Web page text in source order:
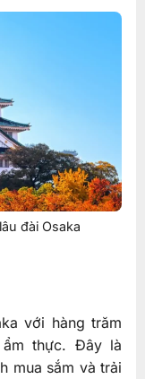
đài Osaka
với hàng trăm
thực. Đây là
mua sắm và trải